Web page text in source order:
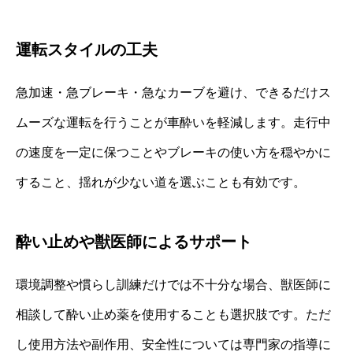
運転スタイルの工夫
急加速・急ブレーキ・急なカーブを避け、できるだけス
ムーズな運転を行うことが車酔いを軽減します。走行中
の速度を一定に保つことやブレーキの使い方を穏やかに
すること、揺れが少ない道を選ぶことも有効です。
酔い止めや獣医師によるサポート
環境調整や慣らし訓練だけでは不十分な場合、獣医師に
相談して酔い止め薬を使用することも選択肢です。ただ
し使用方法や副作用、安全性については専門家の指導に